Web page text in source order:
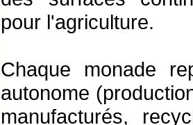
pour l'agriculture.
Chaque monade
autonome
manufacturés,